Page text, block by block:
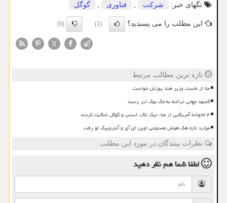
تگهای خبر:
شركت فناوری گوگل
این مطلب را می پسندید؟ (1)
(0)
X
تازه ترین مطالب مرتبط
متا از نخست وزیر هند پوزش خواست
کمبود جهانی تراشه به مک بوک ایر رسید
۴ خانواده آمریکایی از متا، تیک تاک، اسنپ و گوگل شکایت کردند
موارد تازه هک هوش مصنوعی اوپن ای آی و آنتروپیک لو رفت
نظرات بینندگان در مورد این مطلب
لطفا شما همنظر دهید